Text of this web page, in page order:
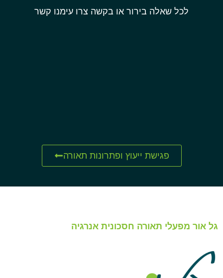
לכל שאלה בירור או בקשה צרו עימנו קשר
פגישת ייעוץ ופתרונות תאורה
גל אור מפעלי תאורה חסכונית אנרגיה